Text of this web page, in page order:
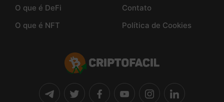
O que é DeFi
O que é NFT
Contato
Política de Cookies